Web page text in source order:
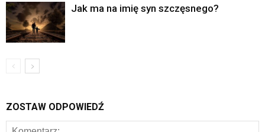
Jak ma na imię syn szczęsnego?
ZOSTAW ODPOWIEDŹ